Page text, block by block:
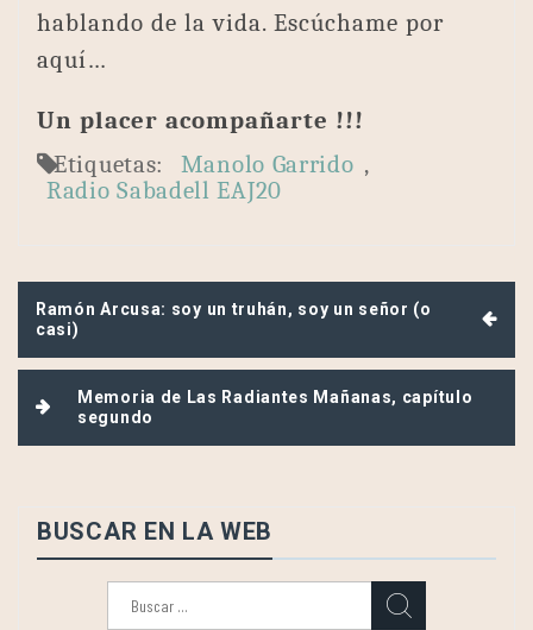
hablando de la vida. Escúchame por
aquí…
Un placer acompañarte !!!
Etiquetas:
Manolo Garrido ,
Radio Sabadell EAJ20
de
entradas
Ramón Arcusa: soy un truhán, soy un señor (o
casi)
Memoria de Las Radiantes Mañanas, capítulo
segundo
BUSCAR EN LA WEB
Buscar: